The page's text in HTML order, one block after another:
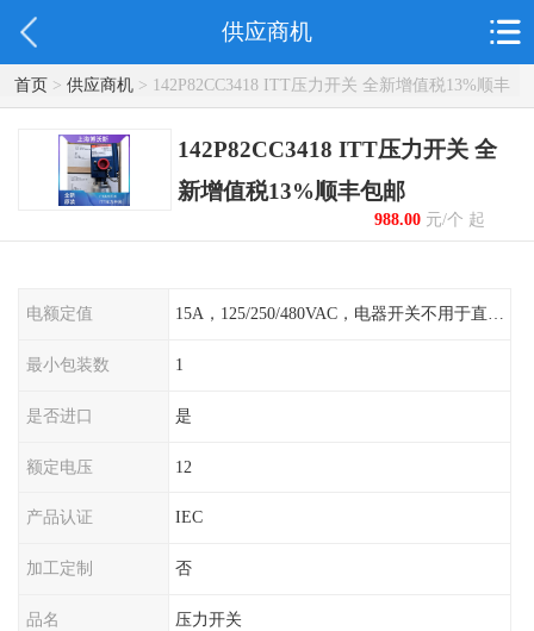
供应商机
首页> 供应商机> 142P82CC3418 ITT压力开关 全新增值税13%顺丰
包邮
142P82CC3418 ITT压力开关 全
新增值税13%顺丰包邮
988.00元/个 起
电额定值
最小包装数 1
是否进口 是
额定电压 12
产品认证 IEC
加工定制 否
品名 压力开关